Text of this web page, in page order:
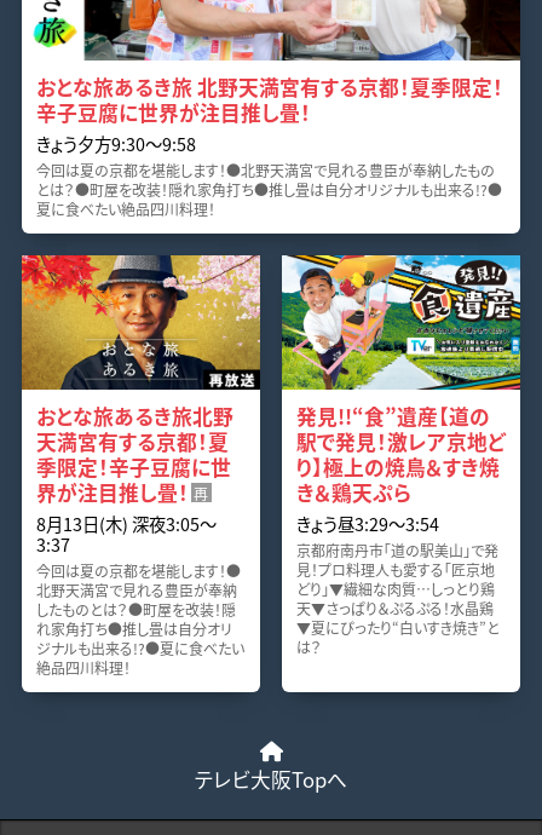
おとな旅あるき旅 北野天満宮有する京都！夏季限定！
辛子豆腐に世界が注目推し畳！
きょう夕方9:30〜9:58
今回は夏の京都を堪能します！●北野天満宮で見れる豊臣が奉納したもの
とは？●町屋を改装！隠れ家角打ち●推し畳は自分オリジナルも出来る!?●
夏に食べたい絶品四川料理！
おとな旅あるき旅北野
天満宮有する京都！夏
季限定！辛子豆腐に世
界が注目推し畳！ 再
8月13日(木) 深夜3:05〜
3:37
今回は夏の京都を堪能します！●
北野天満宮で見れる豊臣が奉納
したものとは？●町屋を改装！隠
れ家角打ち●推し畳は自分オリ
ジナルも出来る!?●夏に食べたい
絶品四川料理！
発見!!“食”遺産【道の
駅で発見！激レア京地ど
り】極上の焼鳥＆すき焼
き＆鶏天ぷら
きょう昼3:29〜3:54
京都府南丹市「道の駅美山」で発
見！プロ料理人も愛する「匠京地
どり」▼繊細な肉質…しっとり鶏
天▼さっぱり＆ぷるぷる！水晶鶏
▼夏にぴったり“白いすき焼き”と
は？
テレビ大阪Topへ